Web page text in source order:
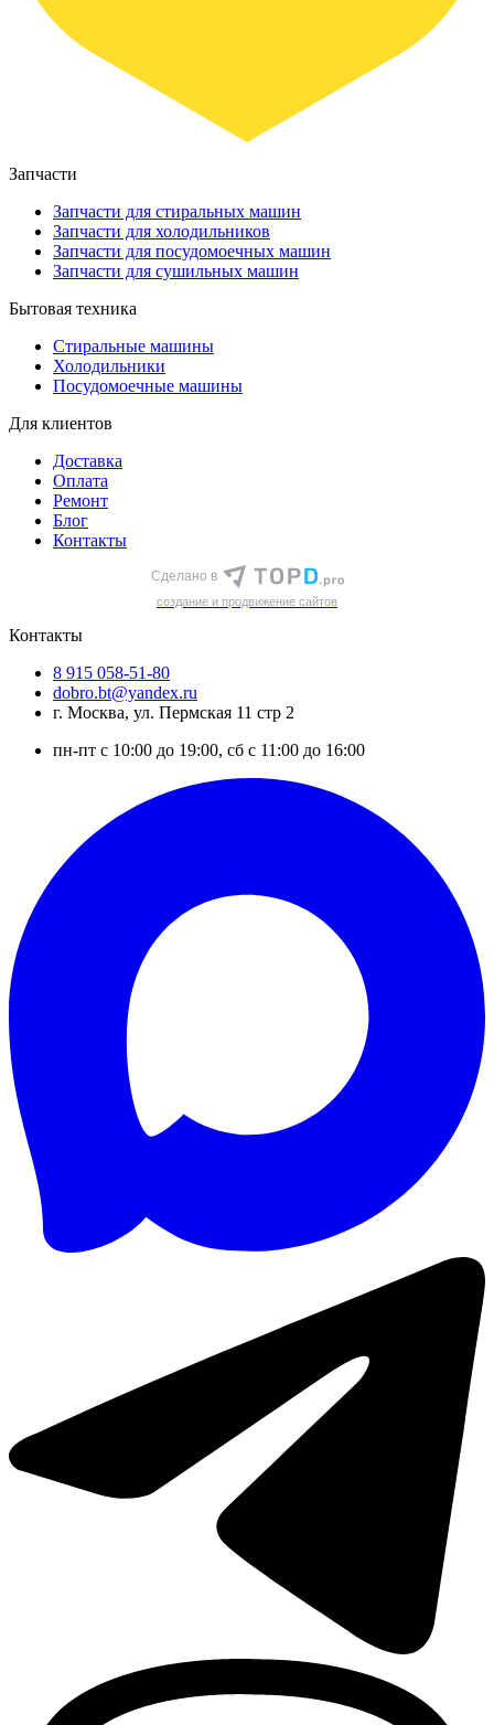
Запчасти
Запчасти для стиральных машин
Запчасти для холодильников
Запчасти для посудомоечных машин
Запчасти для сушильных машин
Бытовая техника
Стиральные машины
Холодильники
Посудомоечные машины
Для клиентов
Доставка
Оплата
Ремонт
Блог
Контакты
Сделано в
cоздание и продвижение сайтов
Контакты
8 915 058-51-80
dobro.bt@yandex.ru
г. Москва, ул. Пермская 11 стр 2
пн-пт с 10:00 до 19:00, сб с 11:00 до 16:00